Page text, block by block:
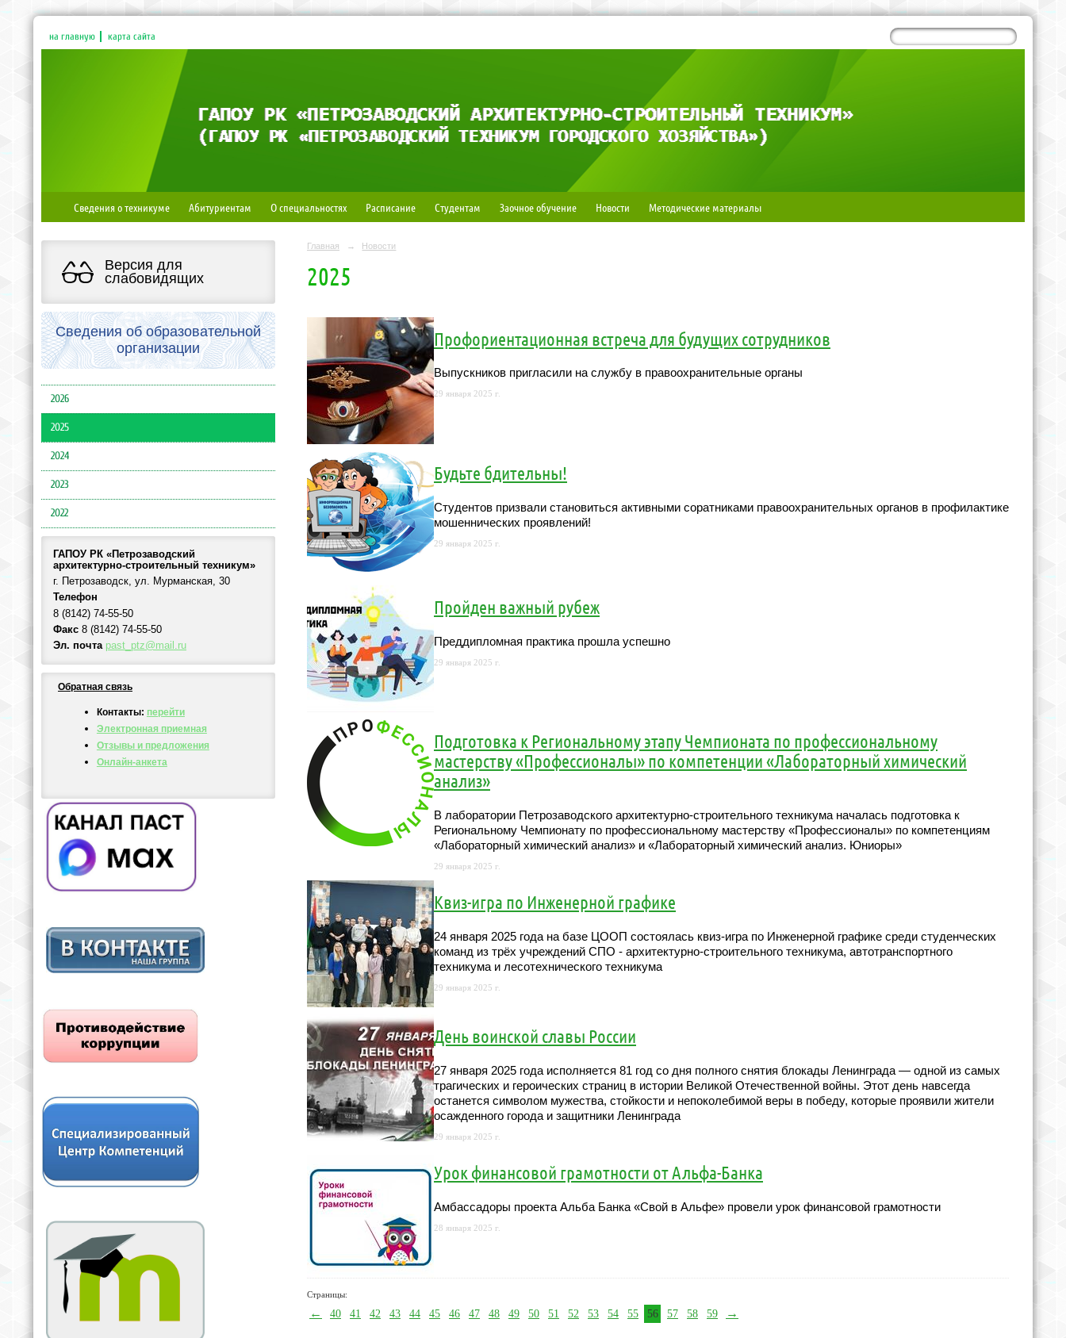
на главную карта сайта
Сведения о техникуме Абитуриентам О специальностях Расписание Студентам Заочное обучение Новости Методические материалы
Версия для
слабовидящих
Сведения об образовательной
организации
2026
2025
2024
2023
2022
ГАПОУ РК «Петрозаводский
архитектурно-строительный техникум»
г. Петрозаводск, ул. Мурманская, 30
Телефон
8 (8142) 74-55-50
Факс 8 (8142) 74-55-50
Эл. почта past_ptz@mail.ru
Обратная связь
Контакты: перейти
Электронная приемная
Отзывы и предложения
Онлайн-анкета
Главная → Новости
2025
Профориентационная встреча для будущих сотрудников
Выпускников пригласили на службу в правоохранительные органы
29 января 2025 г.
Будьте бдительны!
Студентов призвали становиться активными соратниками правоохранительных органов в профилактике
мошеннических проявлений!
29 января 2025 г.
Пройден важный рубеж
Преддипломная практика прошла успешно
29 января 2025 г.
Подготовка к Региональному этапу Чемпионата по профессиональному
мастерству «Профессионалы» по компетенции «Лабораторный химический
анализ»
В лаборатории Петрозаводского архитектурно-строительного техникума началась подготовка к
Региональному Чемпионату по профессиональному мастерству «Профессионалы» по компетенциям
«Лабораторный химический анализ» и «Лабораторный химический анализ. Юниоры»
29 января 2025 г.
Квиз-игра по Инженерной графике
24 января 2025 года на базе ЦООП состоялась квиз-игра по Инженерной графике среди студенческих
команд из трёх учреждений СПО - архитектурно-строительного техникума, автотранспортного
техникума и лесотехнического техникума
29 января 2025 г.
День воинской славы России
27 января 2025 года исполняется 81 год со дня полного снятия блокады Ленинграда — одной из самых
трагических и героических страниц в истории Великой Отечественной войны. Этот день навсегда
останется символом мужества, стойкости и непоколебимой веры в победу, которые проявили жители
осажденного города и защитники Ленинграда
29 января 2025 г.
Урок финансовой грамотности от Альфа-Банка
Амбассадоры проекта Альба Банка «Свой в Альфе» провели урок финансовой грамотности
28 января 2025 г.
Страницы:
← 40 41 42 43 44 45 46 47 48 49 50 51 52 53 54 55 56 57 58 59 →